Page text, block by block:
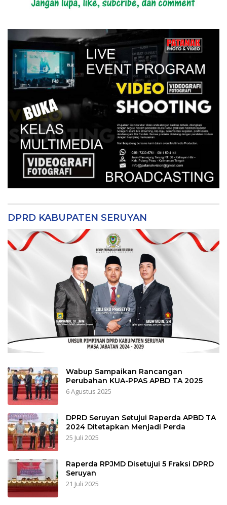
DPRD KABUPATEN SERUYAN
Wabup Sampaikan Rancangan
Perubahan KUA-PPAS APBD TA 2025
6 Agustus 2025
DPRD Seruyan Setujui Raperda APBD TA
2024 Ditetapkan Menjadi Perda
25 Juli 2025
Raperda RPJMD Disetujui 5 Fraksi DPRD
Seruyan
21 Juli 2025